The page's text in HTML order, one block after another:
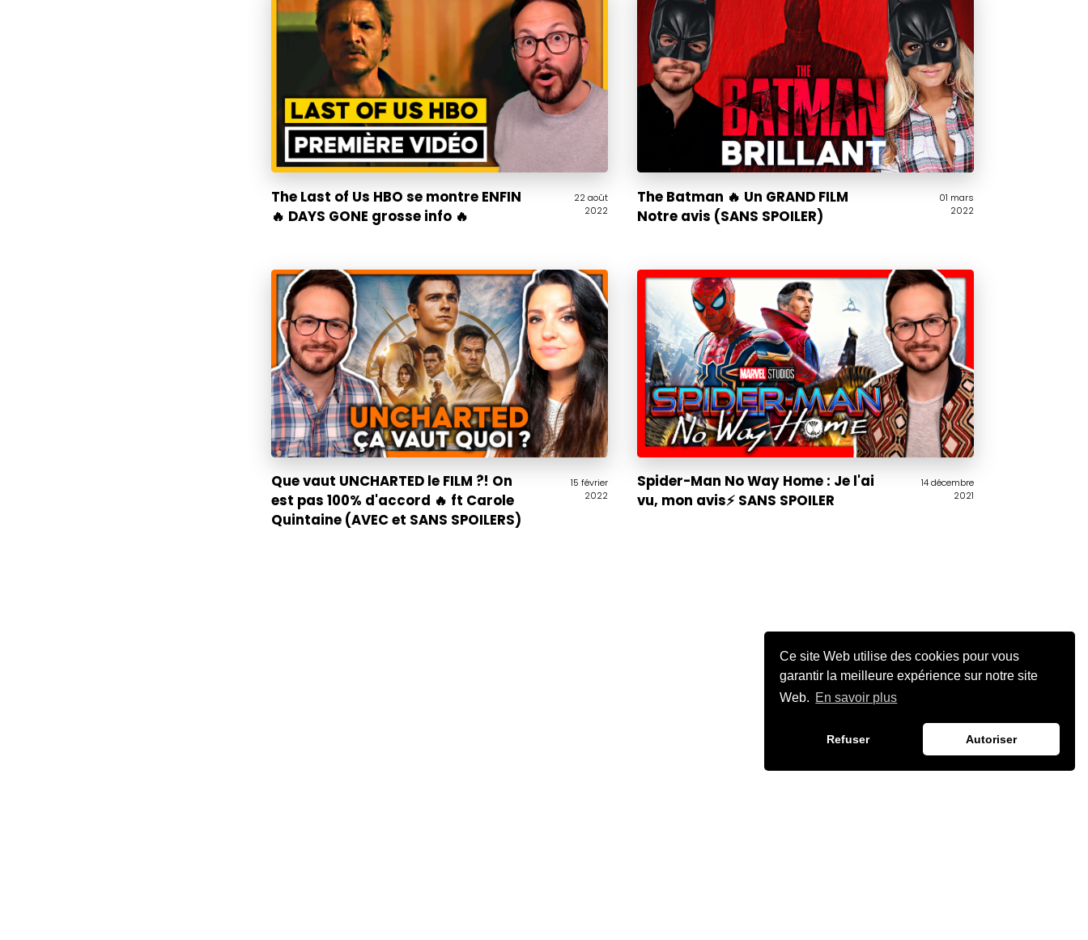
Ce site Web utilise des cookies pour vous
garantir la meilleure expérience sur notre site
Web. En savoir plus
Refuser Autoriser
22 août
2022
The Last of Us HBO se montre ENFIN
🔥 DAYS GONE grosse info 🔥
01 mars
2022
The Batman 🔥 Un GRAND FILM
Notre avis (SANS SPOILER)
15 février
2022
Que vaut UNCHARTED le FILM ?! On
est pas 100% d'accord 🔥 ft Carole
Quintaine (AVEC et SANS SPOILERS)
14 décembre
2021
Spider-Man No Way Home : Je l'ai
vu, mon avis⚡️ SANS SPOILER